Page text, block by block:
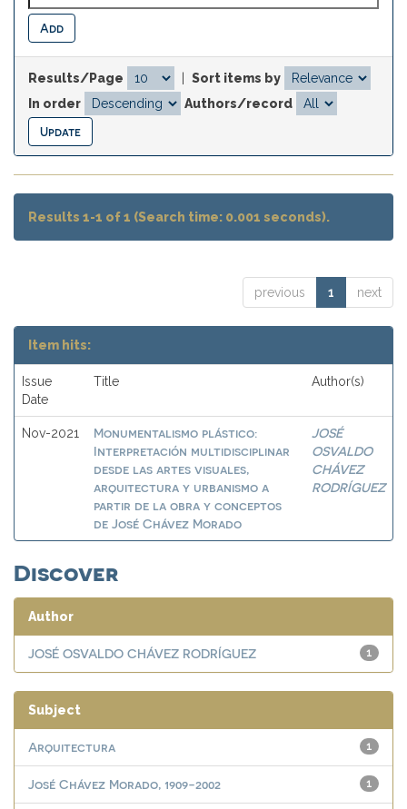
Results/Page
Sort items by
In order
Authors/record
Results 1-1 of 1 (Search time: 0.001 seconds).
previous 1 next
Item hits:
Issue
Date
Title Author(s)
Nov-2021
Monumentalismo plástico:
Interpretación multidisciplinar
desde las artes visuales,
arquitectura y urbanismo a
partir de la obra y conceptos
de José Chávez Morado
JOSÉ
OSVALDO
CHÁVEZ
RODRÍGUEZ
Discover
Author
1
JOSÉ OSVALDO CHÁVEZ RODRÍGUEZ
Subject
1
Arquitectura
1
José Chávez Morado, 1909-2002